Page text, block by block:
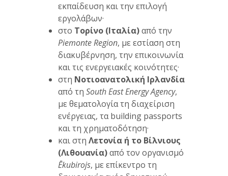
εκπαίδευση και την επιλογή
εργολάβων·
στο Τορίνο (Ιταλία)από την
PiemonteRegion, με εστίαση στη
διακυβέρνηση, την επικοινωνία
και τις ενεργειακές κοινότητες·
στη Νοτιοανατολική Ιρλανδία
από τη SouthEastEnergyAgency,
με θεματολογία τη διαχείριση
ενέργειας, τα building passports
και τη χρηματοδότηση·
και στη Λετονία ή το Βίλνιους
(Λιθουανία)από τον οργανισμό
Ēkubirojs, με επίκεντρο τη